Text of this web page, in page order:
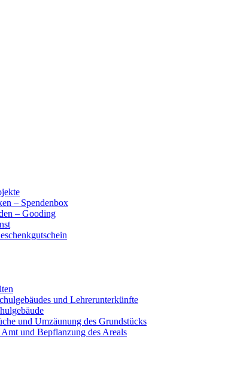
– Spendenbox
– Gooding
und Lehrerunterkünfte
und Umzäunung des Grundstücks
und Bepflanzung des Areals